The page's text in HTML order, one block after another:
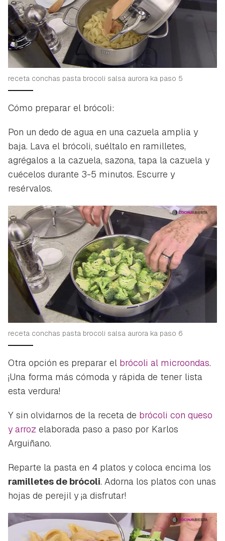
receta conchas pasta brocoli salsa aurora ka paso 5
Cómo preparar el brócoli:
Pon un dedo de agua en una cazuela amplia y
baja. Lava el brócoli, suéltalo en ramilletes,
agrégalos a la cazuela, sazona, tapa la cazuela y
cuécelos durante 3-5 minutos. Escurre y
resérvalos.
receta conchas pasta brocoli salsa aurora ka paso 6
Otra opción es preparar el brócoli al microondas.
¡Una forma más cómoda y rápida de tener lista
esta verdura!
Y sin olvidarnos de la receta de brócoli con queso
y arroz elaborada paso a paso por Karlos
Arguiñano.
Reparte la pasta en 4 platos y coloca encima los
ramilletes de brócoli. Adorna los platos con unas
hojas de perejil y ¡a disfrutar!